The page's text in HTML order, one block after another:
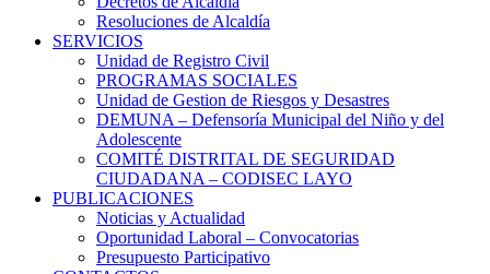
Resoluciones de Alcaldía
SERVICIOS
Unidad de Registro Civil
PROGRAMAS SOCIALES
Unidad de Gestion de Riesgos y Desastres
DEMUNA – Defensoría Municipal del Niño y del
Adolescente
COMITÉ DISTRITAL DE SEGURIDAD
CIUDADANA – CODISEC LAYO
PUBLICACIONES
Noticias y Actualidad
Oportunidad Laboral – Convocatorias
Presupuesto Participativo